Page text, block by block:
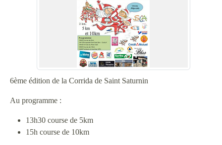
6ème édition de la Corrida de Saint Saturnin
Au programme :
13h30 course de 5km
15h course de 10km